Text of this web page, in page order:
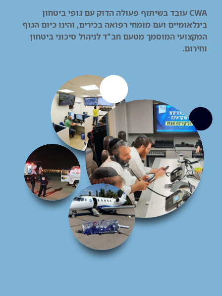
CWA עובד בשיתוף פעולה הדוק עם גופי ביטחון
בינלאומיים ועם מומחי רפואה בכירים, והינו כיום הגוף
המקצועי המוסמך מטעם חב"ד לניהול סיכוני ביטחון
וחירום.